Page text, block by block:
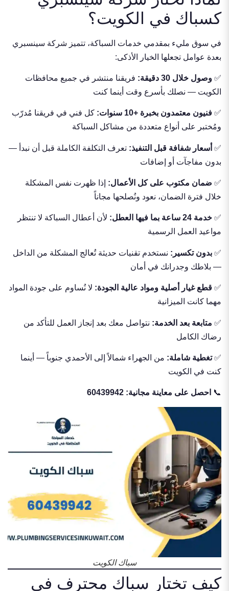
كسباك في الكويت؟
في سوق مليء بمقدمي خدمات السباكة، تتميز شركة سينسبري
بعدة عوامل تجعلها الخيار الأذكى:
✅ وصول خلال 30 دقيقة:
فريقنا منتشر في جميع محافظات
الكويت — نصلك بأسرع وقت أينما كنت
✅ فنيون معتمدون بخبرة +10 سنوات:
كل فني في فريقنا مُدرّب
ومُختبر على أنواع متعددة من مشاكل السباكة
✅ أسعار شفافة قبل التنفيذ: تعرف التكلفة الكاملة قبل أن نبدأ —
بدون مفاجآت أو إضافات
✅ ضمان مكتوب على كل الأعمال: إذا ظهرت نفس المشكلة
خلال فترة الضمان، نعود ونُصلحها مجاناً
✅ خدمة 24 ساعة بما فيها العطل:
لأن أعطال السباكة لا تنتظر
مواعيد العمل الرسمية
✅ بدون تكسير: نستخدم تقنيات حديثة تُعالج المشكلة من الداخل
— بلاطك وجدرانك في أمان
✅ قطع غيار أصلية ومواد عالية الجودة: لا نُساوم على جودة المواد
مهما كانت الميزانية
✅ متابعة بعد الخدمة: نتواصل معك بعد إنجاز العمل للتأكد من
رضاك الكامل
✅تغطية شاملة: من الجهراء شمالاً إلى الأحمدي جنوباً — أينما
كنت في الكويت
📞 احصل على معاينة مجانية: 60439942
سباك الكويت
كيف تختار سباك محترف في